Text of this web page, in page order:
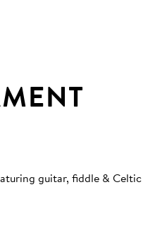
guitar, fiddle & Celtic